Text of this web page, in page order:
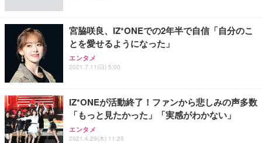
宮脇咲良、IZ*ONEでの2年半で自信「自分のこ
とを愛せるようになった」
エンタメ
2021.7.11(日) 5:00
IZ*ONEが活動終了！ファンから悲しみの声多数
「もっと見たかった」「実感がわかない」
エンタメ
2021.4.29(木) 11:25